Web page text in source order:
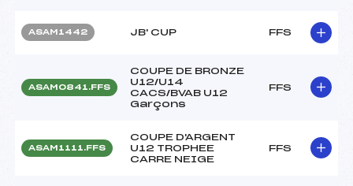
ASAM1442 JB' CUP FFS
ASAM0841.FFS
COUPE DE BRONZE
U12/U14
CACS/BVAB U12
Garçons
FFS
ASAM1111.FFS
COUPE D'ARGENT
U12 TROPHEE
CARRE NEIGE
FFS